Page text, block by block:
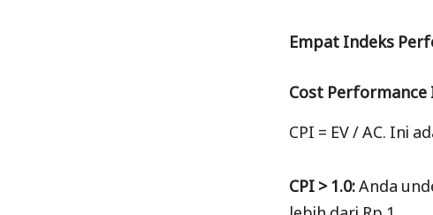
Empat Indeks
Cost Performance
CPI = EV / AC. Ini
CPI > 1.0:Anda